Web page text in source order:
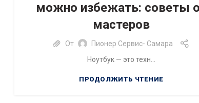
можно избежать: советы
мастеров
От
Пионер Сервис- Самара
Ноутбук — это техн...
ПРОДОЛЖИТЬ ЧТЕНИЕ